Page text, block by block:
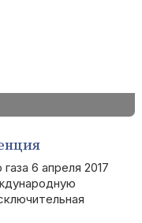
энергия»
6 апреля 2017